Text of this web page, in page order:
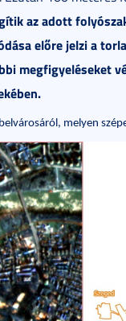
az adott
előre jelzi a
megfigyeléseket
melyen